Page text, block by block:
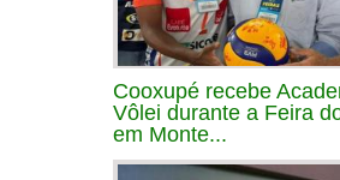
Cooxupé recebe
Vôlei durante a Feira
em Monte...